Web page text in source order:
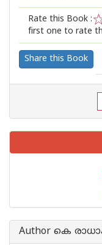
Rate this Book :
1
first one to rate
Share this Book
Author കെ